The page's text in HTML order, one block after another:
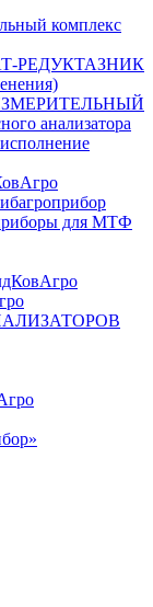
комплекс
РЕДУКТАЗНИК
анализатора
для МТФ